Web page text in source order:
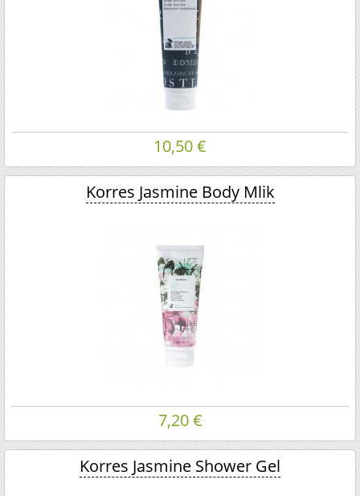
10,50 €
Korres Jasmine Body Mlik
7,20 €
Korres Jasmine Shower Gel